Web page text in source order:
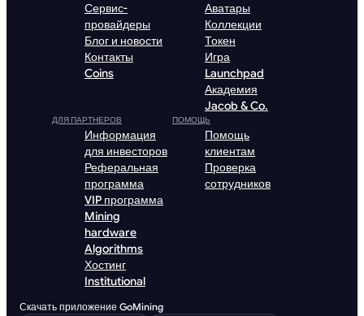
Сервис-
провайдеры
Блог и новости
Контакты
Coins
Аватары
Коллекции
Токен
Игра
Launchpad
Академия
Jacob & Co.
ДЛЯ ПАРТНЕРОВ
Информация
для инвесторов
Реферальная
программа
VIP программа
Mining
hardware
Algorithms
Хостинг
Institutional
ПОМОЩЬ
Помощь
клиентам
Проверка
сотрудников
Скачать приложение GoMining